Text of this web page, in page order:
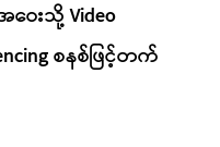
ေးသို့ Video
စနစ်ဖြင့်တက်